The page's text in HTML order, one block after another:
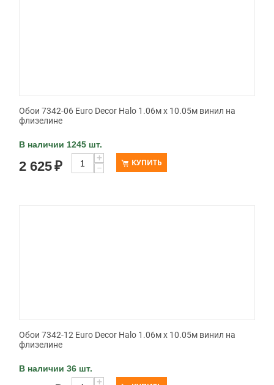
Обои 7342-06 Euro Decor Halo 1.06м x 10.05м винил на
флизелине
В наличии 1245 шт.
2 625₽
+
−
КУПИТЬ
Обои 7342-12 Euro Decor Halo 1.06м x 10.05м винил на
флизелине
В наличии 36 шт.
+